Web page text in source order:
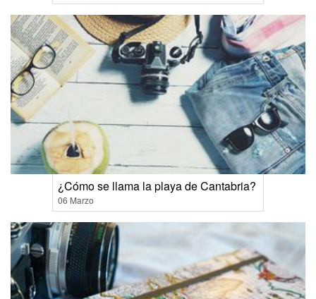
¿Cómo se llama la playa de Cantabria?
06 Marzo